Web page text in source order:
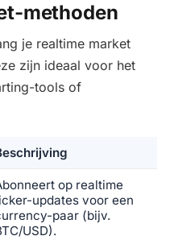
methoden
je realtime market
zijn ideaal voor het
tools of
op realtime
updates voor een
paar (bijv.
USD).